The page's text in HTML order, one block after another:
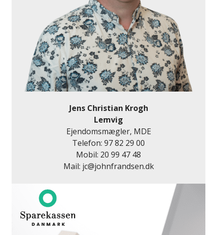
Jens Christian Krogh
Lemvig
Ejendomsmægler, MDE
Telefon: 97 82 29 00
Mobil: 20 99 47 48
Mail: jc@johnfrandsen.dk